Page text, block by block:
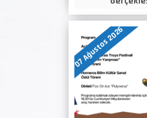
07 Ağustos 2026